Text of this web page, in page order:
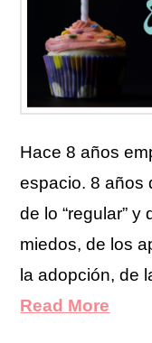
Hace 8 años
espacio. 8 años
de lo “regular” y
miedos, de los
la adopción, de
Read More